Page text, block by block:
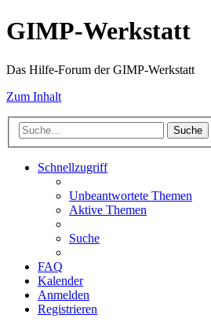
GIMP-Werkstatt
Das Hilfe-Forum der GIMP-Werkstatt
Zum Inhalt
Suche
Schnellzugriff
Unbeantwortete Themen
Aktive Themen
Suche
FAQ
Kalender
Anmelden
Registrieren